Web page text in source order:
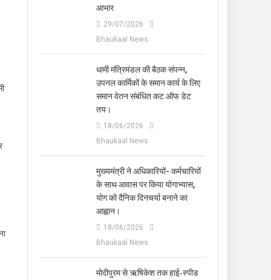
आभार
29/07/2026
Bhaukaal News
धामी मंत्रिमंडल की बैठक संपन्न,
उपनल कार्मिकों के समान कार्य के लिए
समान वेतन संबंधित कट ऑफ डेट
तय।
18/06/2026
Bhaukaal News
मुख्यमंत्री ने अधिकारियों- कर्मचारियों
के साथ आवास पर किया योगाभ्यास,
योग को दैनिक दिनचर्या बनाने का
आह्वान।
18/06/2026
Bhaukaal News
मोदीपुरम से ऋषिकेश तक हाई‑स्पीड